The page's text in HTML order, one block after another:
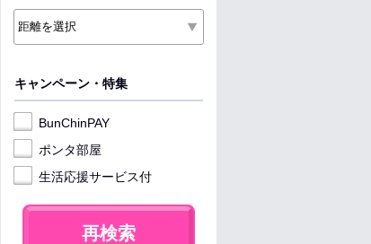
キャンペーン・特集
BunChinPAY
ポンタ部屋
生活応援サービス付
再検索